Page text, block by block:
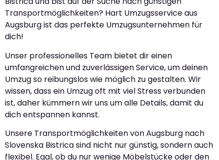
Transportmöglichkeiten? Hart Umzugsservice aus
Augsburg ist das perfekte Umzugsunternehmen für
dich!
Unser professionelles Team bietet dir einen
umfangreichen und zuverlässigen Service, um deinen
Umzug so reibungslos wie möglich zu gestalten. Wir
wissen, dass ein Umzug oft mit viel Stress verbunden
ist, daher kümmern wir uns um alle Details, damit du
dich entspannen kannst.
Unsere Transportmöglichkeiten von Augsburg nach
Slovenska Bistrica sind nicht nur günstig, sondern auch
flexibel. Egal, ob du nur wenige Möbelstücke oder den